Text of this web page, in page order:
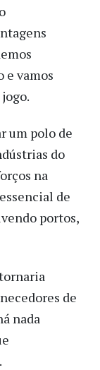
e vamos
um polo de
do
na
de
portos,
de
nada